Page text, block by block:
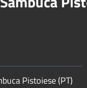
Pistoiese (PT)